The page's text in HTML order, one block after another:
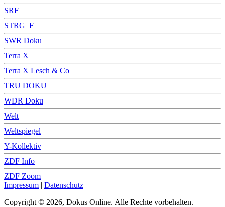
SRF
STRG_F
SWR Doku
Terra X
Terra X Lesch & Co
TRU DOKU
WDR Doku
Welt
Weltspiegel
Y-Kollektiv
ZDF Info
ZDF Zoom
Impressum | Datenschutz
Copyright © 2026, Dokus Online. Alle Rechte vorbehalten.